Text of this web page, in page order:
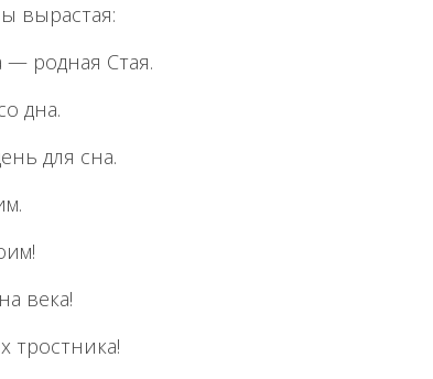
вырастая:
— родная Стая.
дна.
для сна.
века!
тростника!